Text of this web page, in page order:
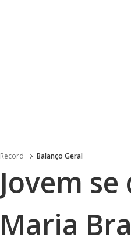
Record Balanço Geral
Jovem
Maria